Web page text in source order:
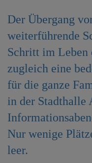
Der Übergang
weiterführende
Schritt im Leben
zugleich eine
für die ganze
in der Stadthalle
Nur wenige
leer.